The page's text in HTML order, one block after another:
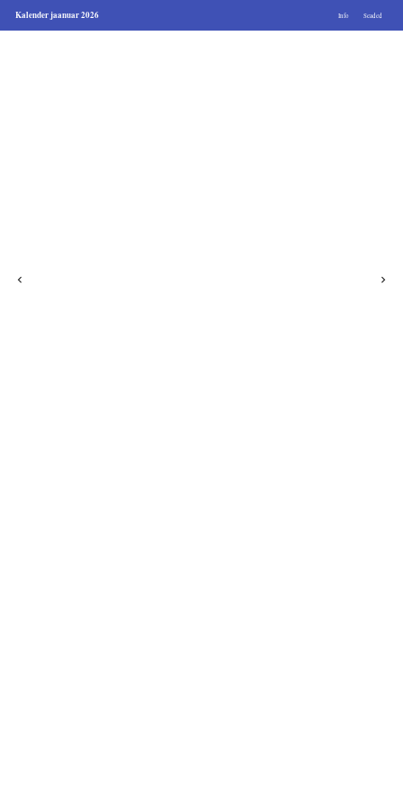
Kalender jaanuar 2026 Info Seaded